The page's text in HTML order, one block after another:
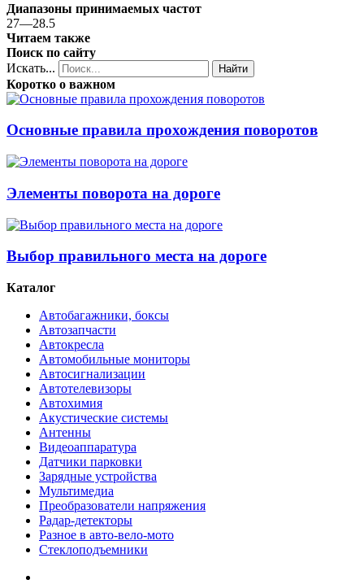
Диапазоны принимаемых частот
27—28.5
Читаем также
Поиск по сайту
Искать...
Найти
Коротко о важном
Основные правила прохождения поворотов
Элементы поворота на дороге
Выбор правильного места на дороге
Каталог
Автобагажники, боксы
Автозапчасти
Автокресла
Автомобильные мониторы
Автосигнализации
Автотелевизоры
Автохимия
Акустические системы
Антенны
Видеоаппаратура
Датчики парковки
Зарядные устройства
Мультимедиа
Преобразователи напряжения
Радар-детекторы
Разное в авто-вело-мото
Стеклоподъемники